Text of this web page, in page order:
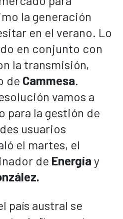
la generación
en el verano. Lo
en conjunto con
la transmisión,
de Cammesa.
vamos a
para la gestión de
usuarios
el martes, el
de Energía y
.
país austral se